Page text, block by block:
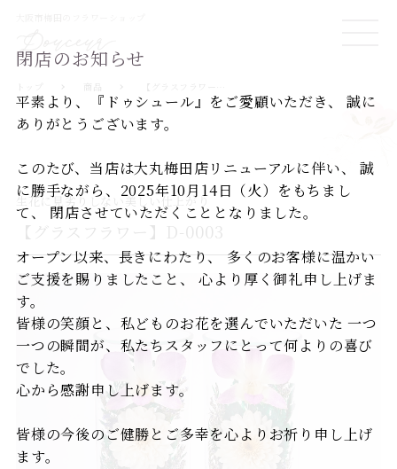
閉店のお知らせ
平素より、『ドゥシュール』をご愛顧いただき、
誠に
ありがとうございます。
このたび、当店は大丸梅田店リニューアルに伴い、
誠
に勝手ながら、2025年10月14日（火）をもちまし
て、
閉店させていただくこととなりました。
オープン以来、長きにわたり、多くのお客様に温かい
ご支援を賜りましたこと、
心より厚く御礼申し上げま
す。
皆様の笑顔と、私どものお花を選んでいただいた 一つ
一つの瞬間が、私たちスタッフにとって何よりの喜び
でした。
心から感謝申し上げます。
皆様の今後のご健勝とご多幸を心よりお祈り申し上げ
ます。
トップ 商品
生花に見劣りしない美しい仕上がり
【グラスフラワー】D-0003